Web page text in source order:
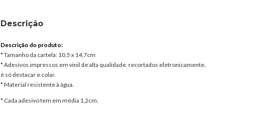
Descrição
Descrição do produto:
* Tamanho da cartela: 10,5 x 14,7cm
* Adesivos impressos em vinil de alta qualidade, recortados eletronicamente,
é só destacar e colar.
* Material resistente à água.
* Cada adesivo tem em média 1,2cm.